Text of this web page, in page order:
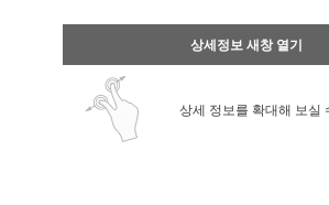
상세정보 새창 열기
상세 정보를 확대해 보실